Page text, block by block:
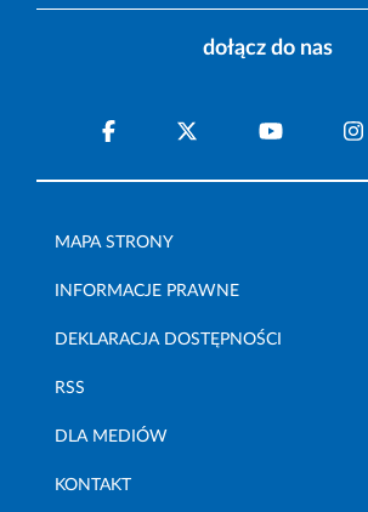
dołącz do nas
MAPA STRONY
INFORMACJE PRAWNE
DEKLARACJA DOSTĘPNOŚCI
RSS
DLA MEDIÓW
KONTAKT